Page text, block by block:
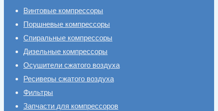
Винтовые компрессоры
Поршневые компрессоры
Спиральные компрессоры
Дизельные компрессоры
Осушители сжатого воздуха
Ресиверы сжатого воздуха
Фильтры
Запчасти для компрессоров